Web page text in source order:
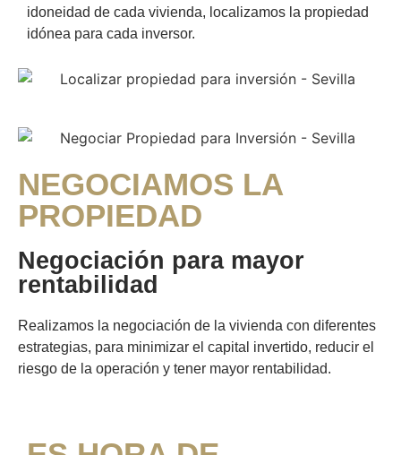
idoneidad de cada vivienda, localizamos la propiedad
idónea para cada inversor.
NEGOCIAMOS LA
PROPIEDAD
Negociación para mayor
rentabilidad
Realizamos la negociación de la vivienda con diferentes
estrategias, para minimizar el capital invertido, reducir el
riesgo de la operación y tener mayor rentabilidad.